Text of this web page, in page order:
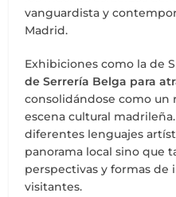
vanguardista y
Madrid.
Exhibiciones como la de
de Serrería Belga para
consolidándose como
escena cultural
diferentes lenguajes
panorama local sino que
perspectivas y formas de
visitantes.